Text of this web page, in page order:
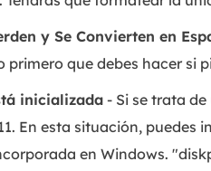
y Se Convierten en
que debes hacer si
inicializada - Si se trata
En esta situación,
en Windows.